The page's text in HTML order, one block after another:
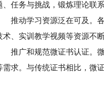
、任务与挑战，锻炼理论联
推动学习资源泛在可及。
术、实训教学视频等资源不
推广和规范微证书认证。
需求。与传统证书相比，微